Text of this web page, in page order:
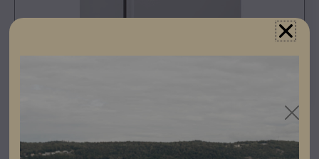
Registrera dig som partner för att se priser och kunna